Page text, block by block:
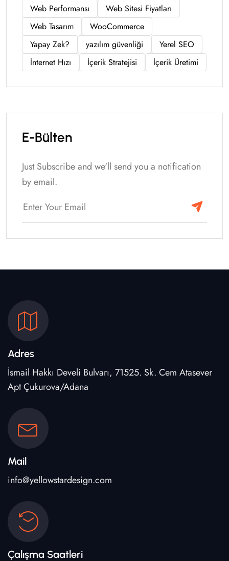
Web Performansı
Web Sitesi Fiyatları
Web Tasarım
WooCommerce
Yapay Zek?
yazılım güvenliği
Yerel SEO
İnternet Hızı
İçerik Stratejisi İçerik Üretimi
E-Bülten
Just Subscribe and we'll send you a notification
by email.
Adres
İsmail Hakkı Develi Bulvarı, 71525. Sk. Cem Atasever
Apt Çukurova/Adana
Mail
info@yellowstardesign.com
Çalışma Saatleri